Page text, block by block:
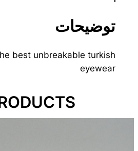
توضیحات
best unbreakable turkish
eyewear